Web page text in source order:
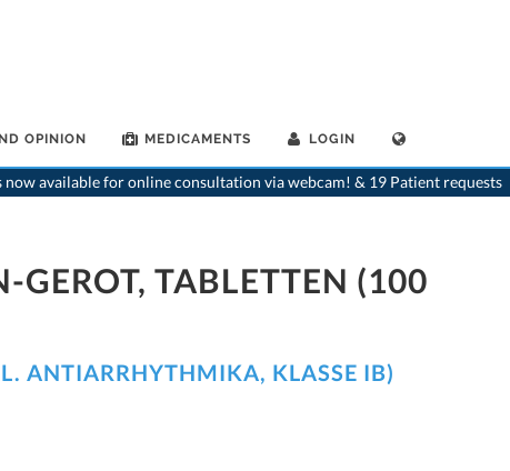
OPINION MEDICAMENTS LOGIN
available for online consultation via webcam! & 19 Patient requests
>Home>medikamente-online>Phenytoin-Gerot,
GEROT, TABLETTEN (100
ANTIARRHYTHMIKA, KLASSE IB)